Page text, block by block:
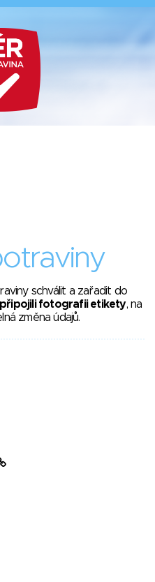
schválit a zařadit do
připojili fotografii etikety, na
změna údajů.